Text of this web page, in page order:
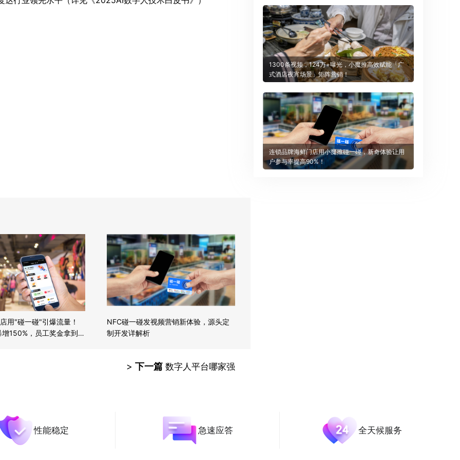
1300条视频，124万+曝光，小魔推高效赋能「广
式酒店夜宵场景」矩阵营销！
连锁品牌海鲜门店用小魔推碰一碰，新奇体验让用
户参与率提高90%！
用"碰一碰"引爆流量！
150%，员工奖金拿到手
NFC碰一碰发视频营销新体验，源头定
制开发详解析
> 下一篇 数字人平台哪家强
性能稳定 急速应答 全天候服务